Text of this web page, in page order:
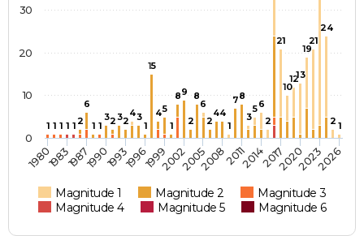
1 1 1 1 1 2
6
1 1
32 32
43
1
15
45
1
89
2
8
6
2
44
1
78
3
56
2
21
10
1213
19
21
24
2 1
Magnitude 1 Magnitude 2
Magnitude 3
Magnitude 4
Magnitude 5 Magnitude 6
1980198319871990199319961999200220052008201120142017202020232026
0
10
20
30